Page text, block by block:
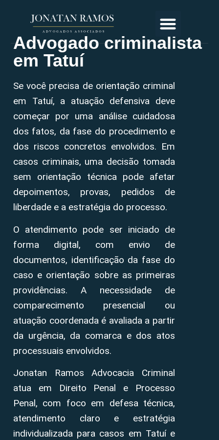
Advogado criminalista
em Tatuí
Se você precisa de orientação criminal
em Tatuí, a atuação defensiva deve
começar por uma análise cuidadosa
dos fatos, da fase do procedimento e
dos riscos concretos envolvidos. Em
casos criminais, uma decisão tomada
sem orientação técnica pode afetar
depoimentos, provas, pedidos de
liberdade e a estratégia do processo.
O atendimento pode ser iniciado de
forma digital, com envio de
documentos, identificação da fase do
caso e orientação sobre as primeiras
providências. A necessidade de
comparecimento presencial ou
atuação coordenada é avaliada a partir
da urgência, da comarca e dos atos
processuais envolvidos.
Jonatan Ramos Advocacia Criminal
atua em Direito Penal e Processo
Penal, com foco em defesa técnica,
atendimento claro e estratégia
individualizada para casos em Tatuí e